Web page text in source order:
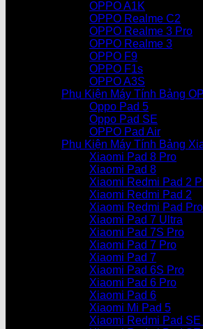
OPPO A1K
OPPO Realme C2
OPPO Realme 3 Pro
OPPO Realme 3
OPPO F9
OPPO F1s
OPPO A3S
Phụ Kiện Máy Tính Bảng
Oppo Pad 5
Oppo Pad SE
OPPO Pad Air
Phụ Kiện Máy Tính Bảng
Xiaomi Pad 8 Pro
Xiaomi Pad 8
Xiaomi Redmi Pad 2
Xiaomi Redmi Pad 2
Xiaomi Redmi Pad
Xiaomi Pad 7 Ultra
Xiaomi Pad 7S Pro
Xiaomi Pad 7 Pro
Xiaomi Pad 7
Xiaomi Pad 6S Pro
Xiaomi Pad 6 Pro
Xiaomi Pad 6
Xiaomi Mi Pad 5
Xiaomi Redmi Pad SE